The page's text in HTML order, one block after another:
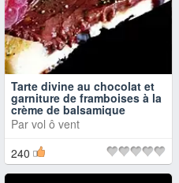
Tarte divine au chocolat et
garniture de framboises à la
crème de balsamique
Par vol ô vent
240